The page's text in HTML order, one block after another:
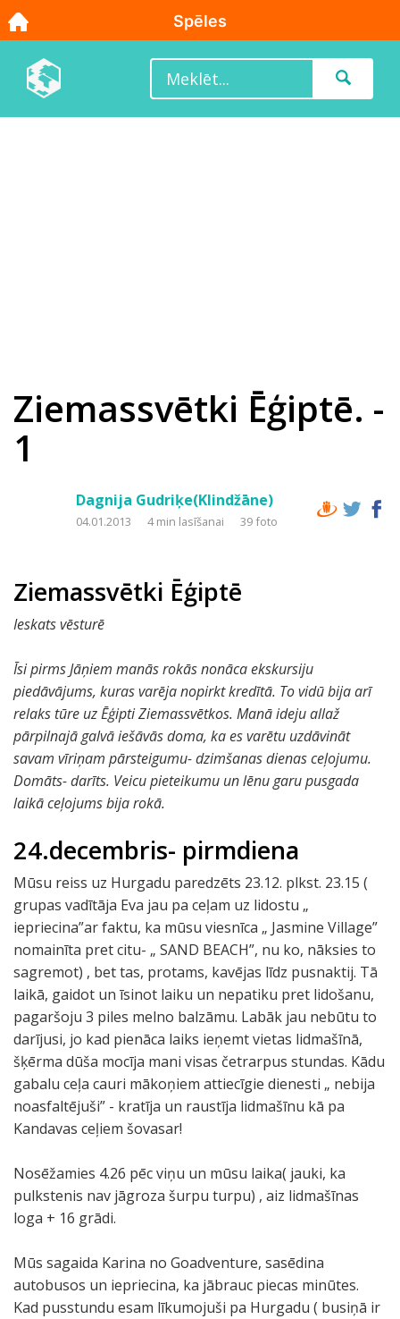
Ziemassvētki Ēģiptē. -
1
Dagnija Gudriķe(Klindžāne)
04.01.2013 4 min lasīšanai 39 foto
Ziemassvētki Ēģiptē
Ieskats vēsturē
Īsi pirms Jāņiem manās rokās nonāca ekskursiju
piedāvājums, kuras varēja nopirkt kredītā. To vidū bija arī
relaks tūre uz Ēģipti Ziemassvētkos. Manā ideju allaž
pārpilnajā galvā iešāvās doma, ka es varētu uzdāvināt
savam vīriņam pārsteigumu- dzimšanas dienas ceļojumu.
Domāts- darīts. Veicu pieteikumu un lēnu garu pusgada
laikā ceļojums bija rokā.
24.decembris- pirmdiena
Mūsu reiss uz Hurgadu paredzēts 23.12. plkst. 23.15 (
grupas vadītāja Eva jau pa ceļam uz lidostu „
iepriecina”ar faktu, ka mūsu viesnīca „ Jasmine Village”
nomainīta pret citu- „ SAND BEACH”, nu ko, nāksies to
sagremot) , bet tas, protams, kavējas līdz pusnaktij. Tā
laikā, gaidot un īsinot laiku un nepatiku pret lidošanu,
pagaršoju 3 piles melno balzāmu. Labāk jau nebūtu to
darījusi, jo kad pienāca laiks ieņemt vietas lidmašīnā,
šķērma dūša mocīja mani visas četrarpus stundas. Kādu
gabalu ceļa cauri mākoņiem attiecīgie dienesti „ nebija
noasfaltējuši” - kratīja un raustīja lidmašīnu kā pa
Kandavas ceļiem šovasar!
Nosēžamies 4.26 pēc viņu un mūsu laika( jauki, ka
pulkstenis nav jāgroza šurpu turpu) , aiz lidmašīnas
loga + 16 grādi.
Mūs sagaida Karina no Goadventure, sasēdina
autobusos un iepriecina, ka jābrauc piecas minūtes.
Kad pusstundu esam līkumojuši pa Hurgadu ( busiņā ir